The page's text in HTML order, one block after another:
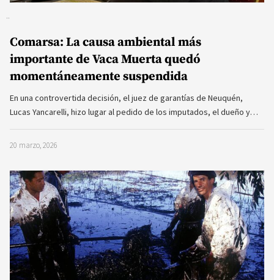
Comarsa: La causa ambiental más
importante de Vaca Muerta quedó
momentáneamente suspendida
En una controvertida decisión, el juez de garantías de Neuquén,
Lucas Yancarelli, hizo lugar al pedido de los imputados, el dueño y…
20 marzo, 2026